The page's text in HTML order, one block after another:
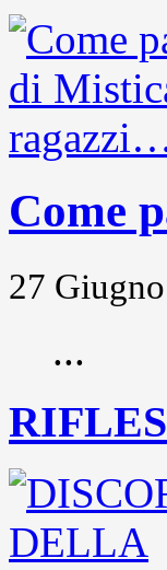
Come
27
...